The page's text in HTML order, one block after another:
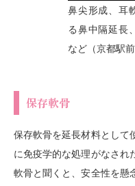
鼻尖形成、耳
る鼻中隔延長
など（京都駅
保存軟骨
保存軟骨を延長材料として
に免疫学的な処理がなされ
軟骨と聞くと、安全性を懸